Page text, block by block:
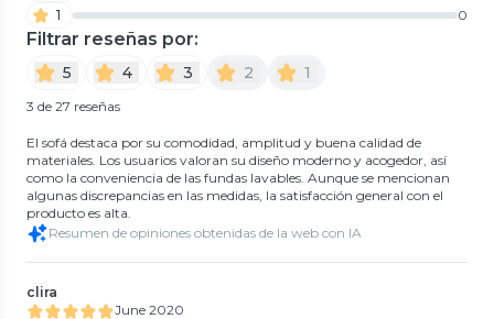
1
0
Filtrar reseñas por:
5 4 3 2 1
3 de 27 reseñas
El sofá destaca por su comodidad, amplitud y buena calidad de
materiales. Los usuarios valoran su diseño moderno y acogedor, así
como la conveniencia de las fundas lavables. Aunque se mencionan
algunas discrepancias en las medidas, la satisfacción general con el
producto es alta.
Resumen de opiniones obtenidas de la web con IA
clira
June 2020